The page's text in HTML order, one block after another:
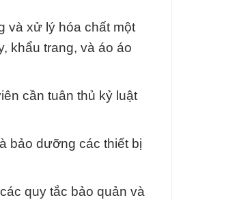
và xử lý hóa chất một
khẩu trang, và áo áo
cần tuân thủ kỷ luật
bảo dưỡng các thiết bị
quy tắc bảo quản và